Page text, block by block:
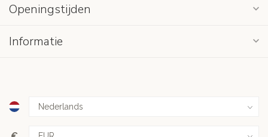
Openingstijden
Informatie